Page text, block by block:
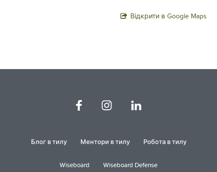
Відкрити в Google Maps
Блог в тилу Ментори в тилу Робота в тилу
Wiseboard Wiseboard Defense